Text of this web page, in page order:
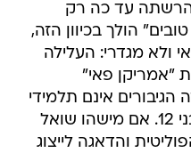
הרשתה עד כה רק
הולך בכיוון הזה,
ולא מגדרי: העלילה
"אמריקן פאי"
אינם תלמידי
תיכון אלא שלישיית חברים בני 12. אם מישהו שואל
והדאגה לייצוג